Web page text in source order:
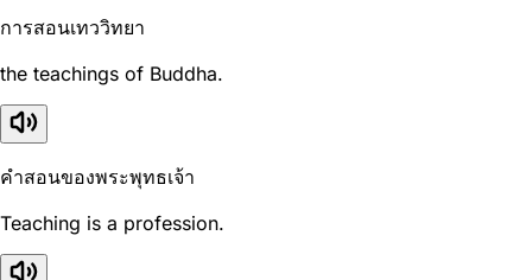
การสอนเทววิทยา
the teachings of Buddha.
คำสอนของพระพุทธเจ้า
Teaching is a profession.